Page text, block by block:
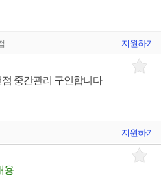
지원하기
중간관리 구인합니다
지원하기
용